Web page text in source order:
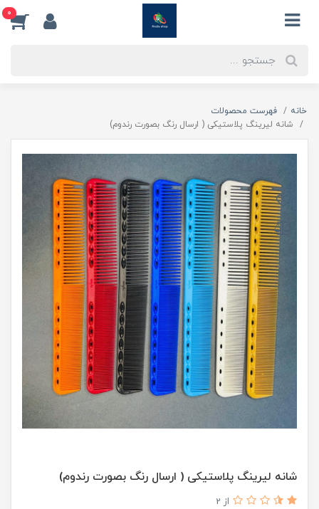
0
خانه
فهرست محصولات
شانه لیرینگ پلاستیکی ( ارسال رنگ بصورت رندوم)
شانه لیرینگ پلاستیکی ( ارسال رنگ بصورت رندوم)
از 2